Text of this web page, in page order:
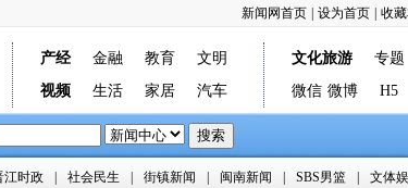
收
设为首页
新闻网首页
产经 金融 教育
文明
视频
生活 家居 汽车
文化旅游 专题
微信 微博 H5
江时政 社会民生 街镇新闻 闽南新闻 SBS男篮 文体